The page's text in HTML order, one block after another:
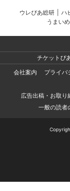
ウレぴあ総研 ハ
うまい
チケットぴ
会社案内
プライバ
広告出稿・お取り
一般の読者